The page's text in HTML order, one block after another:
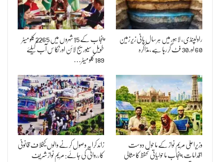
راولپنڈی، لاہور میں ہر سال پانی زیر زمین
60 اور 30 فٹ گر رہا ہے ،مذاکرہ
پنجاب کے 15 شہرو ں میں 2265کلو میٹر
طویل سیوریج لائن اور نکاس آب کیلئے
189کلو میٹر…
وزیراعلیٰ مریم نواز کے ماحول دوست
اقدامات، پنجاب ماحولیاتی تحفظ کا مثالی
زائد کرایہ وصول کرنے والوں کیخلاف قانونی
کارروائی کی جائے: مریم نواز شریف